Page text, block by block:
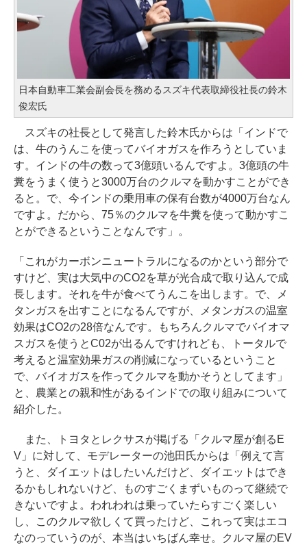
日本自動車工業会副会長を務めるスズキ代表取締役社長の鈴木
俊宏氏
スズキの社長として発言した鈴木氏からは「インドで
は、牛のうんこを使ってバイオガスを作ろうとしていま
す。インドの牛の数って3億頭いるんですよ。3億頭の牛
糞をうまく使うと3000万台のクルマを動かすことができ
ると。で、今インドの乗用車の保有台数が4000万台なん
ですよ。だから、75％のクルマを牛糞を使って動かすこ
とができるということなんです」。
「これがカーボンニュートラルになるのかという部分で
すけど、実は大気中のCO2を草が光合成で取り込んで成
長します。それを牛が食べてうんこを出します。で、メ
タンガスを出すことになるんですが、メタンガスの温室
効果はCO2の28倍なんです。もちろんクルマでバイオマ
スガスを使うとC02が出るんですけれども、トータルで
考えると温室効果ガスの削減になっているということ
で、バイオガスを作ってクルマを動かそうとしてます」
と、農業との親和性があるインドでの取り組みについて
紹介した。
また、トヨタとレクサスが掲げる「クルマ屋が創るE
V」に対して、モデレーターの池田氏からは「例えて言
うと、ダイエットはしたいんだけど、ダイエットはでき
るかもしれないけど、ものすごくまずいものって継続で
きないですよ。われわれは乗っていたらすごく楽しい
し、このクルマ欲しくて買ったけど、これって実はエコ
なのっていうのが、本当はいちばん幸せ。クルマ屋のEV